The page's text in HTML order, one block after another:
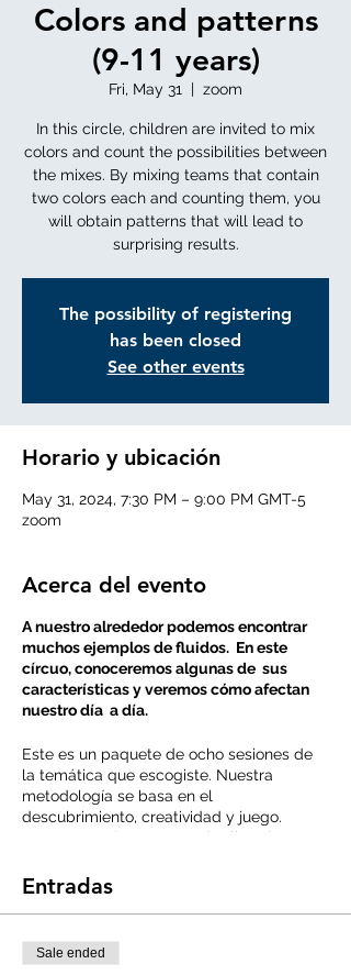
Colors and patterns
(9-11 years)
Fri, May 31
  |
zoom
In this circle, children are invited to mix
colors and count the possibilities between
the mixes. By mixing teams that contain
two colors each and counting them, you
will obtain patterns that will lead to
surprising results.
The possibility of registering
has been closed
See other events
Horario y ubicación
May 31, 2024, 7:30 PM – 9:00 PM GMT-5
zoom
Acerca del evento
A nuestro alrededor podemos encontrar
muchos ejemplos de fluidos. En este
círcuo, conoceremos algunas de sus
características y veremos cómo afectan
nuestro día a día.
Este es un paquete de ocho sesiones de
la temática que escogiste. Nuestra
metodología se basa en el
descubrimiento, creatividad y juego.
Nuestro sueño es que cada día más
matemática y la tecnología y aporten al
Recuerda que debes contar con la
disponibilidad de asistir a cada una de
Entradas
Sale ended